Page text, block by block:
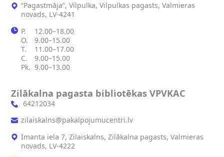
“Pagastmāja”, Vilpulka, Vilpulkas pagasts, Valmieras
novads, LV-4241
P.
12.00–18.00
O.
9.00–15.00
T.
11.00–17.00
C.
9.00–15.00
Pk. 9.00–13.00
Zilākalna pagasta bibliotēkas VPVKAC
64212034
zilaiskalns@pakalpojumucentri.lv
Imanta iela 7, Zilaiskalns, Zilākalna pagasts, Valmieras
novads, LV-4222